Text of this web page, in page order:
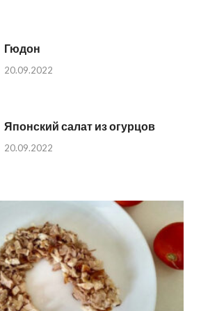
Гюдон
20.09.2022
Японский салат из огурцов
20.09.2022